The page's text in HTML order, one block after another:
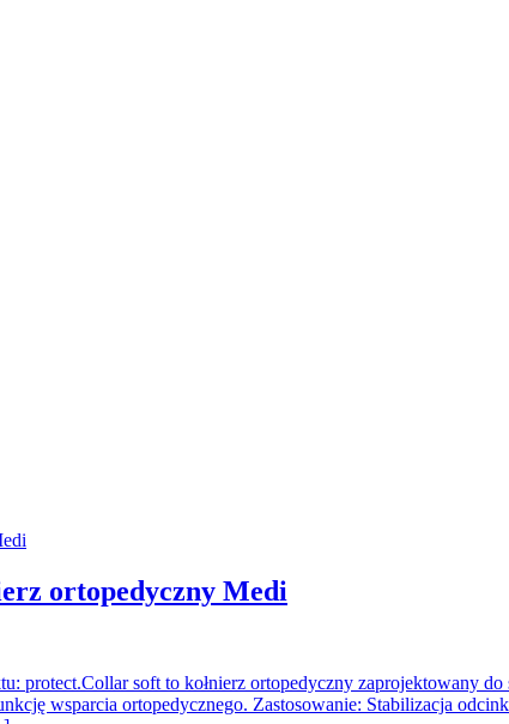
ortopedyczny Medi
protect.Collar soft to kołnierz ortopedyczny zaprojektowany
wsparcia ortopedycznego. Zastosowanie: Stabilizacja